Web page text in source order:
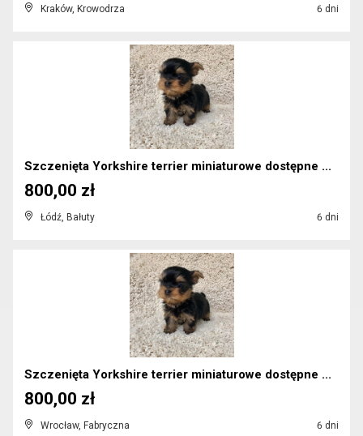
Kraków, Krowodrza 6 dni
Szczenięta Yorkshire terrier miniaturowe dostępne ...
Łódź, Bałuty 6 dni
800,00 zł
Szczenięta Yorkshire terrier miniaturowe dostępne ...
Wrocław, Fabryczna 6 dni
800,00 zł